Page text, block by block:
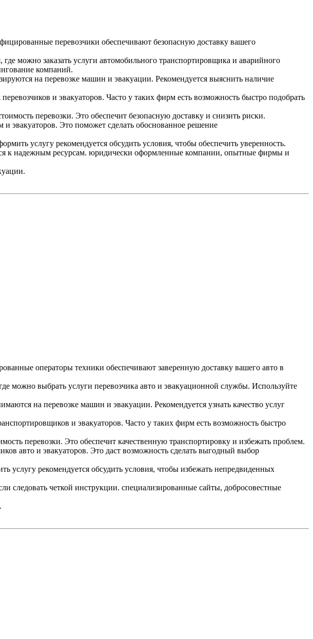
перевозчики обеспечивают безопасную доставку вашего
можно заказать услуги автомобильного транспортировщика и аварийного
компаний.
на перевозке машин и эвакуации. Рекомендуется выяснить наличие
и эвакуаторов. Часто у таких фирм есть возможность быстро подобрать
перевозки. Это обеспечит безопасную доставку и снизить риски.
эвакуаторов. Это поможет сделать обоснованное решение
услугу рекомендуется обсудить условия, чтобы обеспечить уверенность.
к надежным ресурсам. юридически оформленные компании, опытные фирмы и
операторы техники обеспечивают заверенную доставку вашего авто в
можно выбрать услуги перевозчика авто и эвакуационной службы. Используйте
на перевозке машин и эвакуации. Рекомендуется узнать качество услуг
и эвакуаторов. Часто у таких фирм есть возможность быстро
перевозки. Это обеспечит качественную транспортировку и избежать проблем.
авто и эвакуаторов. Это даст возможность сделать выгодный выбор
услугу рекомендуется обсудить условия, чтобы избежать непредвиденных
следовать четкой инструкции. специализированные сайты, добросовестные